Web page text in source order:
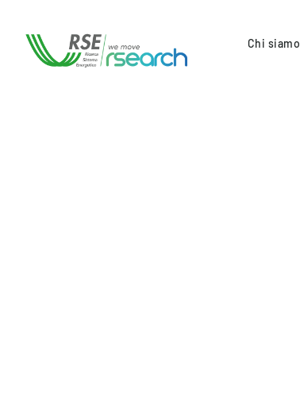
Chi siamo